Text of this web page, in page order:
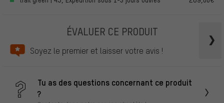
ÉVALUER CE PRODUIT
Soyez le premier et laisser votre avis !
Tu as des questions concernant ce produit
?